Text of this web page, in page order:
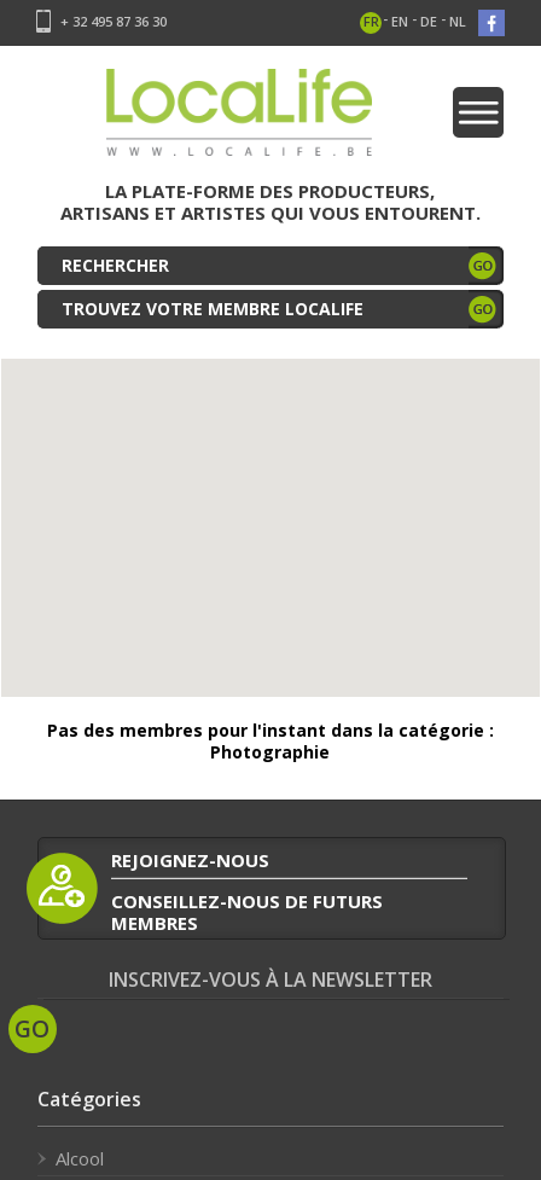
+ 32 495 87 36 30 FR - EN - DE - NL
LA PLATE-FORME DES PRODUCTEURS,
ARTISANS ET ARTISTES QUI VOUS ENTOURENT.
TROUVEZ VOTRE MEMBRE LOCALIFE
Pas des membres pour l'instant dans la catégorie :
Photographie
REJOIGNEZ-NOUS
CONSEILLEZ-NOUS DE FUTURS
MEMBRES
INSCRIVEZ-VOUS À LA NEWSLETTER
Catégories
Alcool